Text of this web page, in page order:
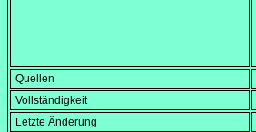
Quellen
Vollständigkeit
Letzte Änderung